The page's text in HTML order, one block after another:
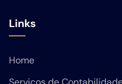
Links
Home